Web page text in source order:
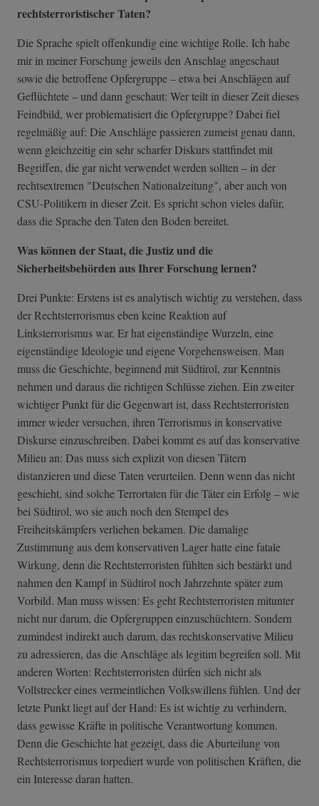
rechtsterroristischer Taten?
Die Sprache spielt offenkundig eine wichtige Rolle. Ich habe
mir in meiner Forschung jeweils den Anschlag angeschaut
sowie die betroffene Opfergruppe – etwa bei Anschlägen auf
Geflüchtete – und dann geschaut: Wer teilt in dieser Zeit dieses
Feindbild, wer problematisiert die Opfergruppe? Dabei fiel
regelmäßig auf: Die Anschläge passieren zumeist genau dann,
wenn gleichzeitig ein sehr scharfer Diskurs stattfindet mit
Begriffen, die gar nicht verwendet werden sollten – in der
rechtsextremen "Deutschen Nationalzeitung", aber auch von
CSU-Politikern in dieser Zeit. Es spricht schon vieles dafür,
dass die Sprache den Taten den Boden bereitet.
Was können der Staat, die Justiz und die
Sicherheitsbehörden aus Ihrer Forschung lernen?
Drei Punkte: Erstens ist es analytisch wichtig zu verstehen, dass
der Rechtsterrorismus eben keine Reaktion auf
Linksterrorismus war. Er hat eigenständige Wurzeln, eine
eigenständige Ideologie und eigene Vorgehensweisen. Man
muss die Geschichte, beginnend mit Südtirol, zur Kenntnis
nehmen und daraus die richtigen Schlüsse ziehen. Ein zweiter
wichtiger Punkt für die Gegenwart ist, dass Rechtsterroristen
immer wieder versuchen, ihren Terrorismus in konservative
Diskurse einzuschreiben. Dabei kommt es auf das konservative
Milieu an: Das muss sich explizit von diesen Tätern
distanzieren und diese Taten verurteilen. Denn wenn das nicht
geschieht, sind solche Terrortaten für die Täter ein Erfolg – wie
bei Südtirol, wo sie auch noch den Stempel des
Freiheitskämpfers verliehen bekamen. Die damalige
Zustimmung aus dem konservativen Lager hatte eine fatale
Wirkung, denn die Rechtsterroristen fühlten sich bestärkt und
nahmen den Kampf in Südtirol noch Jahrzehnte später zum
Vorbild. Man muss wissen: Es geht Rechtsterroristen mitunter
nicht nur darum, die Opfergruppen einzuschüchtern. Sondern
zumindest indirekt auch darum, das rechtskonservative Milieu
zu adressieren, das die Anschläge als legitim begreifen soll. Mit
anderen Worten: Rechtsterroristen dürfen sich nicht als
Vollstrecker eines vermeintlichen Volkswillens fühlen. Und der
letzte Punkt liegt auf der Hand: Es ist wichtig zu verhindern,
dass gewisse Kräfte in politische Verantwortung kommen.
Denn die Geschichte hat gezeigt, dass die Aburteilung von
Rechtsterrorismus torpediert wurde von politischen Kräften, die
ein Interesse daran hatten.